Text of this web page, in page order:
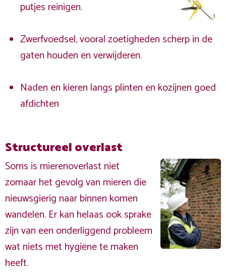
putjes reinigen.
Zwerfvoedsel, vooral zoetigheden scherp in de
gaten houden en verwijderen.
Naden en kieren langs plinten en kozijnen goed
afdichten
Structureel overlast
Soms is mierenoverlast niet
zomaar het gevolg van mieren die
nieuwsgierig naar binnen komen
wandelen. Er kan helaas ook sprake
zijn van een onderliggend probleem
wat niets met hygiëne te maken
heeft.